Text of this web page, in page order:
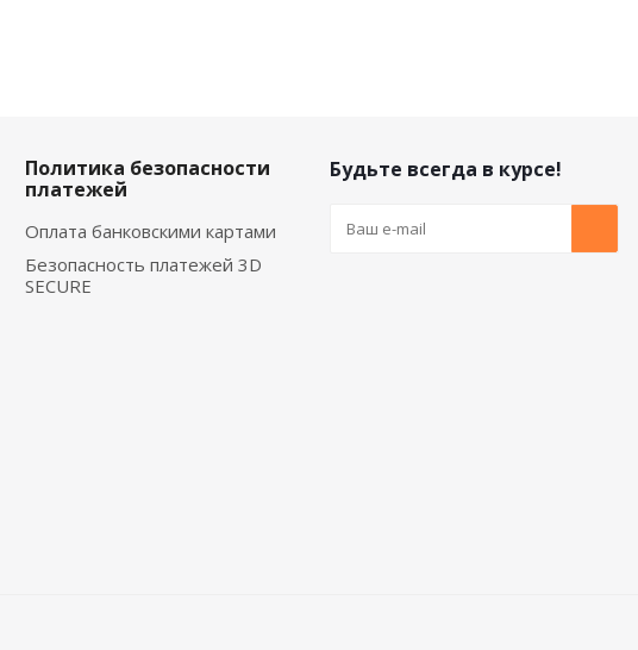
Политика безопасности
платежей
Оплата банковскими картами
Безопасность платежей 3D
SECURE
Будьте всегда в курсе!